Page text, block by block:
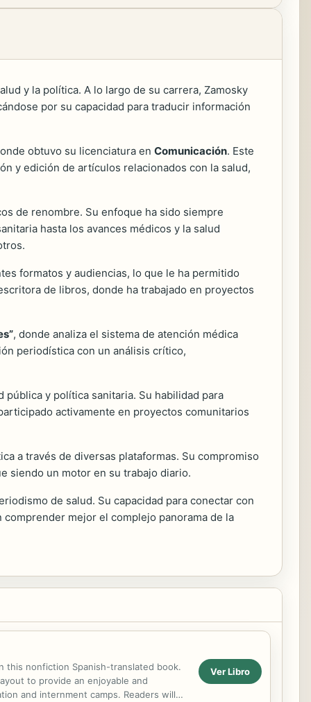
y la política. A lo largo de su carrera, Zamosky
por su capacidad para traducir información
obtuvo su licenciatura en Comunicación. Este
y edición de artículos relacionados con la salud,
de renombre. Su enfoque ha sido siempre
hasta los avances médicos y la salud
formatos y audiencias, lo que le ha permitido
de libros, donde ha trabajado en proyectos
, donde analiza el sistema de atención médica
periodística con un análisis crítico,
y política sanitaria. Su habilidad para
activamente en proyectos comunitarios
a través de diversas plataformas. Su compromiso
siendo un motor en su trabajo diario.
de salud. Su capacidad para conectar con
mejor el complejo panorama de la
this nonfiction Spanish-translated book.
to provide an enjoyable and
and internment camps. Readers will
Ver Libro